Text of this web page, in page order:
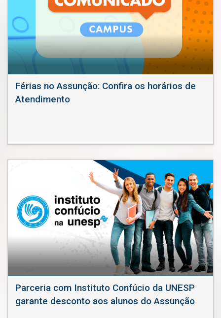
Férias no Assunção: Confira os horários de
Atendimento
Parceria com Instituto Confúcio da UNESP
garante desconto aos alunos do Assunção